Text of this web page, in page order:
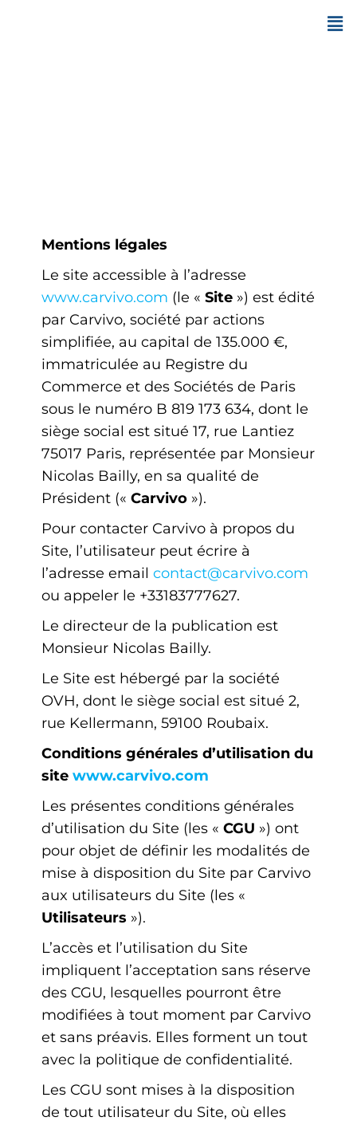
Mentions légales
Le site accessible à l’adresse
www.carvivo.com (le « Site») est édité
par Carvivo, société par actions
simplifiée, au capital de 135.000 €,
immatriculée au Registre du
Commerce et des Sociétés de Paris
sous le numéro B 819 173 634, dont le
siège social est situé 17, rue Lantiez
75017 Paris, représentée par Monsieur
Nicolas Bailly, en sa qualité de
Président (« Carvivo»).
Pour contacter Carvivo à propos du
Site, l’utilisateur peut écrire à
l’adresse email contact@carvivo.com
ou appeler le +33183777627.
Le directeur de la publication est
Monsieur Nicolas Bailly.
Le Site est hébergé par la société
OVH, dont le siège social est situé 2,
rue Kellermann, 59100 Roubaix.
Conditions générales d’utilisation du
site www.carvivo.com
Les présentes conditions générales
d’utilisation du Site (les « CGU ») ont
pour objet de définir les modalités de
mise à disposition du Site par Carvivo
aux utilisateurs du Site (les «
Utilisateurs »).
L’accès et l’utilisation du Site
impliquent l’acceptation sans réserve
des CGU, lesquelles pourront être
modifiées à tout moment par Carvivo
et sans préavis. Elles forment un tout
avec la politique de confidentialité.
Les CGU sont mises à la disposition
de tout utilisateur du Site, où elles